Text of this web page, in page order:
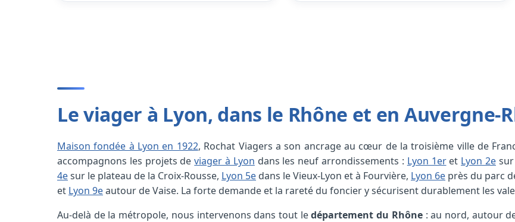
Le viager à Lyon, dans le Rhône et en Auvergne-
Maison fondée à Lyon en 1922, Rochat Viagers a son ancrage au cœur de la troisième ville de
accompagnons les projets deviager à Lyon dans les neuf arrondissements : Lyon 1eret Lyon 2esur
4esur le plateau de la Croix-Rousse, Lyon 5e dans le Vieux-Lyon et à Fourvière, Lyon 6e près du parc
et Lyon 9eautour de Vaise. La forte demande et la rareté du foncier y sécurisent durablement les
Au-delà de la métropole, nous intervenons dans tout ledépartement du Rhône: au nord, autour